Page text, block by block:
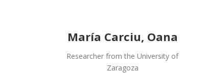
María Carciu, Oana
Researcher from the University of
Zaragoza